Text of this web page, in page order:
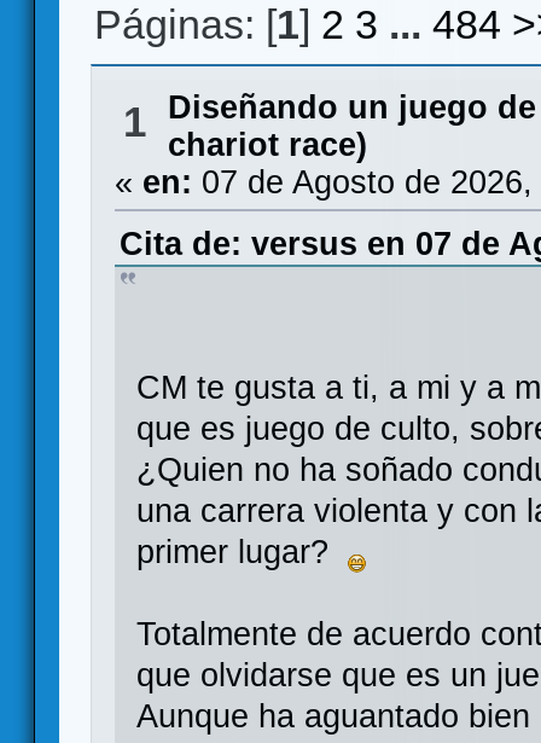
Páginas: [1] 2 3 ...484
1
Diseñando un juego
chariot race)
« en: 07 de Agosto de
Cita de: versus en 07 de
CM te gusta a ti, a mi y a
que es juego de culto,
¿Quien no ha soñado
una carrera violenta y con
primer lugar?
Totalmente de acuerdo
que olvidarse que es un
Aunque ha aguantado